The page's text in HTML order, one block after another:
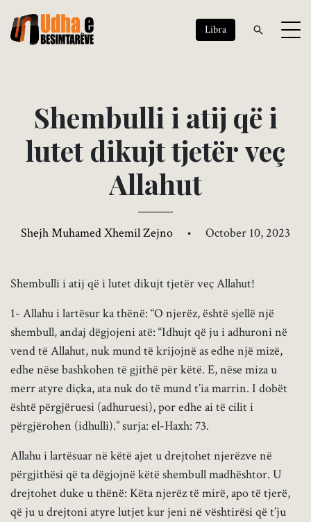
Libra
Shembulli i atij që i
lutet dikujttjetërveç
Allahut
Shejh Muhamed Xhemil Zejno • October 10, 2023
Shembulli i atij që i lutet dikujt tjetër veç Allahut!
1- Allahu i lartësur ka thënë: “O njerëz, është sjellë një
shembull, andaj dëgjojeni atë: “Idhujt që ju i adhuroni në
vend të Allahut, nuk mund të krijojnë as edhe një mizë,
edhe nëse bashkohen të gjithë për këtë. E, nëse miza u
merr atyre diçka, ata nuk do të mund t’ia marrin. I dobët
është përgjëruesi (adhuruesi), por edhe ai të cilit i
përgjërohen (idhulli).” surja: el-Haxh: 73.
Allahu i lartësuar në këtë ajet u drejtohet njerëzve në
përgjithësi që ta dëgjojnë këtë shembull madhështor. U
drejtohet duke u thënë: Këta njerëz të mirë, apo të tjerë,
që ju u drejtoni atyre lutjet kur jeni në vështirësi që t’ju